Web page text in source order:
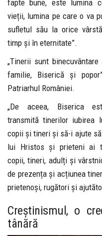
fapte bune, este lumina
vieții, lumina pe care o va
sufletul său la orice
timp și în eternitate”.
„Tinerii sunt
familie, Biserică și
Patriarhul României.
„De aceea, Biserica
transmită tinerilor iubirea
copii și tineri și să-i ajute
lui Hristos și prieteni ai
copii, tineri, adulți și
de prezența și acțiunea
prietenoși, rugători și
Creștinismul, o
tânără